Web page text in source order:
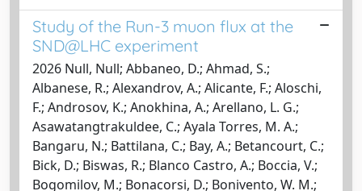
Study of the Run-3 muon flux at the
SND@LHC experiment
2026 Null, Null; Abbaneo, D.; Ahmad, S.;
Albanese, R.; Alexandrov, A.; Alicante, F.; Aloschi,
F.; Androsov, K.; Anokhina, A.; Arellano, L. G.;
Asawatangtrakuldee, C.; Ayala Torres, M. A.;
Bangaru, N.; Battilana, C.; Bay, A.; Betancourt, C.;
Bick, D.; Biswas, R.; Blanco Castro, A.; Boccia, V.;
Bogomilov, M.; Bonacorsi, D.; Bonivento, W. M.;